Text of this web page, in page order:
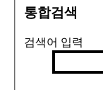
통합검색
검색어 입력